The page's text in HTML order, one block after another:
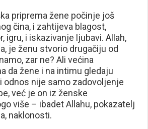
priprema žene počinje još
čina, i zahtijeva blagost,
igru, i iskazivanje ljubavi. Allah,
je ženu stvorio drugačiju od
zar ne? Ali većina
da žene i na intimu gledaju
odnos nije samo zadovoljenje
već je on iz ženske
više – ibadet Allahu, pokazatelj
naklonosti.